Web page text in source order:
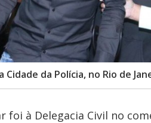
da Polícia, no Rio de
foi à Delegacia Civil no